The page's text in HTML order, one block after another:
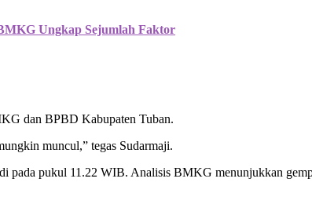
Ungkap Sejumlah Faktor
dan BPBD Kabupaten Tuban.
muncul,” tegas Sudarmaji.
pada pukul 11.22 WIB. Analisis BMKG menunjukkan